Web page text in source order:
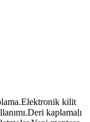
kilit
kaplamalı